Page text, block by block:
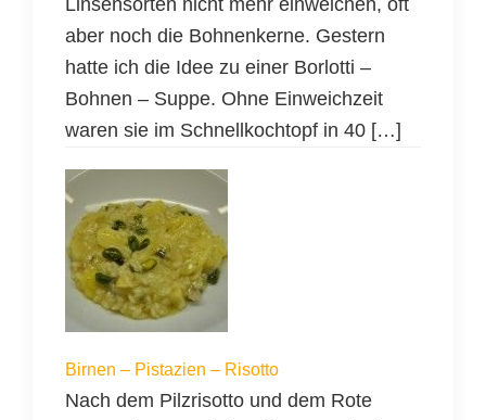
Linsensorten nicht mehr einweichen, oft
aber noch die Bohnenkerne. Gestern
hatte ich die Idee zu einer Borlotti –
Bohnen – Suppe. Ohne Einweichzeit
waren sie im Schnellkochtopf in 40 […]
Birnen – Pistazien – Risotto
Nach dem Pilzrisotto und dem Rote